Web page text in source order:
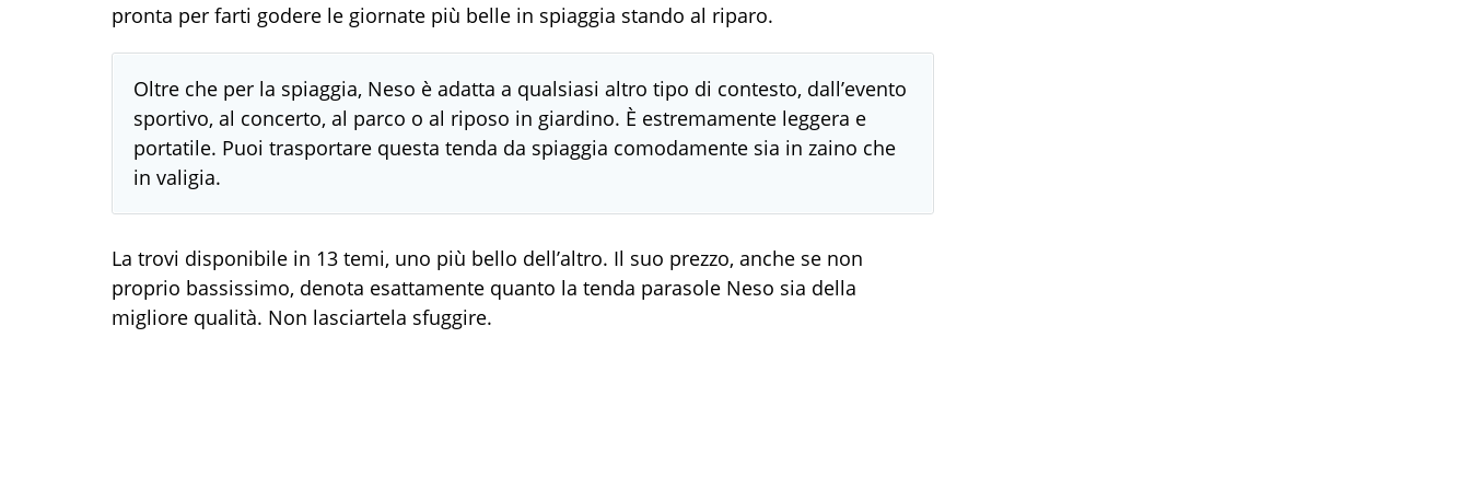
pronta per farti godere le giornate più belle in spiaggia stando al riparo.
Oltre che per la spiaggia, Neso è adatta a qualsiasi altro tipo di contesto, dall’evento
sportivo, al concerto, al parco o al riposo in giardino. È estremamente leggera e
portatile. Puoi trasportare questa tenda da spiaggia comodamente sia in zaino che
in valigia.
La trovi disponibile in 13 temi, uno più bello dell’altro. Il suo prezzo, anche se non
proprio bassissimo, denota esattamente quanto la tenda parasole Neso sia della
migliore qualità. Non lasciartela sfuggire.